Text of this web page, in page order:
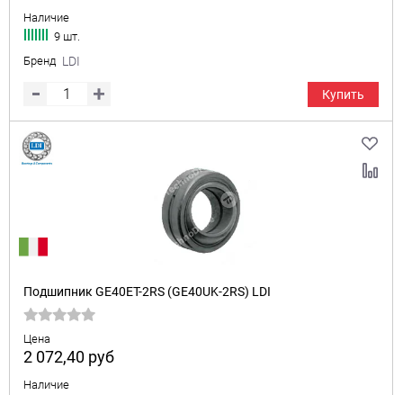
Наличие
9 шт.
Бренд LDI
Купить
Подшипник GE40ET-2RS (GE40UK-2RS) LDI
Цена
2 072,40 руб
Наличие